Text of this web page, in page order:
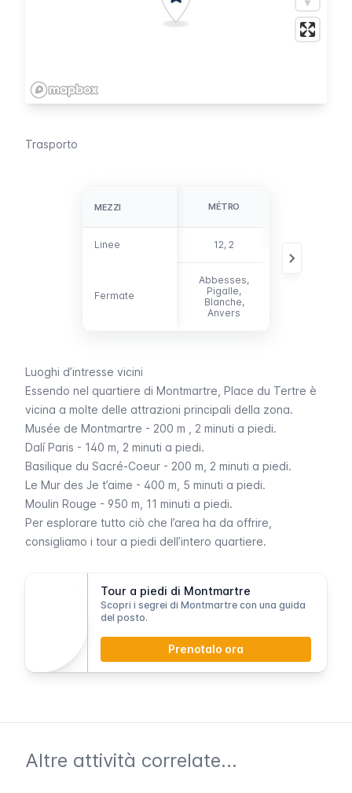
Trasporto
MEZZI
Linee
Fermate
MEZZI MÉTRO
Linee 12, 2
Fermate
Abbesses,
Pigalle,
Blanche,
Anvers
Luoghi d’intresse vicini
Essendo nel quartiere di Montmartre Place du Tertre è
vicina a molte delle attrazioni principali della zona.
Musée de Montmartre - 200 m , 2 minuti a piedi.
Dalí Paris - 140 m, 2 minuti a piedi.
Basilique du Sacré-Coeur - 200 m, 2 minuti a piedi.
Le Mur des Je t’aime - 400 m, 5 minuti a piedi.
Moulin Rouge - 950 m, 11 minuti a piedi.
Per esplorare tutto ciò che l’area ha da offrire,
consigliamo i tour a piedi dell’intero quartiere.
Tour a piedi di Montmartre
Scopri i segrei di Montmartre con una guida
del posto.
Prenotalo ora
Altre attività correlate...